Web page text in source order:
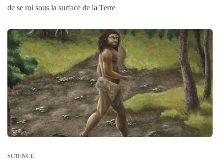
de se roi sous la surface de la Terre
SCIENCE